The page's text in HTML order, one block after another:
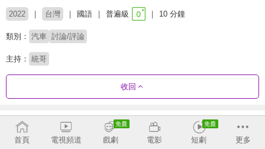
2022 台灣 國語 普遍級 10 分鐘
類別： 汽車 討論/評論
主持： 統哥
收回
劇集列表 反序 收合
181 - 190 145 - 180 109 - 144 73 - 108
首頁 電視頻道 戲劇 電影 短劇 更多